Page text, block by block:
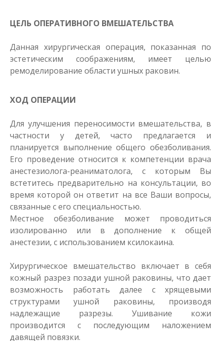
ЦЕЛЬ ОПЕРАТИВНОГО ВМЕШАТЕЛЬСТВА
Данная хирургическая операция, показанная по
эстетическим соображениям, имеет целью
ремоделирование области ушных раковин.
ХОД ОПЕРАЦИИ
Для улучшения переносимости вмешательства, в
частности у детей, часто предлагается и
планируется выполнение общего обезболивания.
Его проведение относится к компетенции врача
анестезиолога-реаниматолога, с которым Вы
встетитесь предварительно на консультации, во
время которой он ответит на все Ваши вопросы,
связанные с его специальностью.
Местное обезболивание может проводиться
изолированно или в дополнение к общей
анестезии, с использованием ксилокаина.
Хирургическое вмешательство включает в себя
кожный разрез позади ушной раковины, что дает
возможность работать далее с хрящевыми
структурами ушной раковины, производя
надлежащие разрезы. Ушивание кожи
производится с последующим наложением
давящей повязки.